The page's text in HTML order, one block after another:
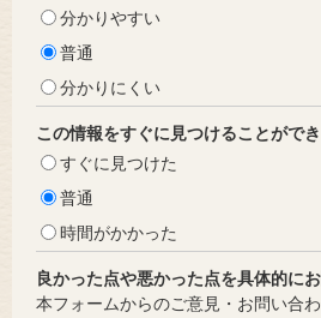
分かりやすい
普通
分かりにくい
この情報をすぐに見つけることがで
すぐに見つけた
普通
時間がかかった
良かった点や悪かった点を具体的に
本フォームからのご意見・お問い合